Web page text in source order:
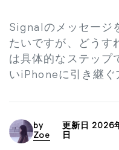
Signalのメッセージ
たいですが、どうす
は具体的なステップ
いiPhoneに引き継ぐ
by
Zoe
更新日 2026
日